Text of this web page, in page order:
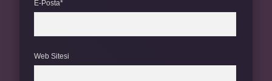
E-Posta*
Web Sitesi